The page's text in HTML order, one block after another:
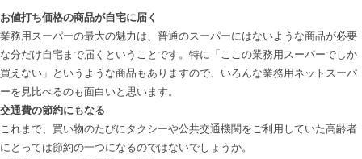
お値打ち価格の商品が自宅に届く
業務用スーパーの最大の魅力は、普通のスーパーにはないような商品が必要
な分だけ自宅まで届くということです。特に「ここの業務用スーパーでしか
買えない」というような商品もありますので、いろんな業務用ネットスーパ
交通費の節約にもなる
これまで、買い物のたびにタクシーや公共交通機関をご利用していた高齢者